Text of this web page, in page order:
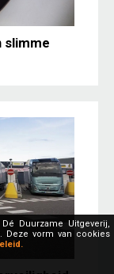
slimme
Duurzame Uitgeverij,
Deze vorm van cookies